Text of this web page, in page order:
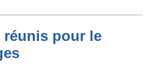
réunis pour le